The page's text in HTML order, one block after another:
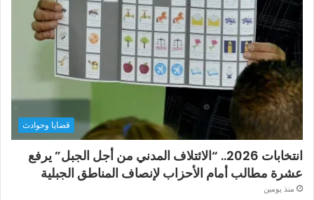
قضايا وحوادث
انتخابات 2026.. “الائتلاف المدني من أجل الجبل” يرفع
عشرة مطالب أمام الأحزاب لإنصاف المناطق الجبلية
منذ يومين